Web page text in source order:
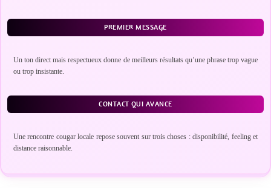
PREMIER MESSAGE
Un ton direct mais respectueux donne de meilleurs résultats qu’une phrase trop vague
ou trop insistante.
CONTACT QUI AVANCE
Une rencontre cougar locale repose souvent sur trois choses : disponibilité, feeling et
distance raisonnable.